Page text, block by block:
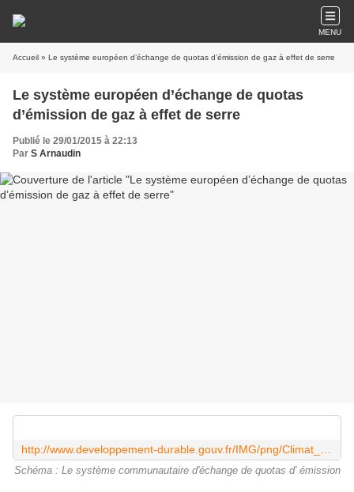
MENU
Accueil » Le système européen d’échange de quotas d’émission de gaz à effet de serre
Le système européen d’échange de quotas
d’émission de gaz à effet de serre
Publié le 29/01/2015 à 22:13
Par S Arnaudin
Schéma : Le système communautaire d'échange de quotas d' émission